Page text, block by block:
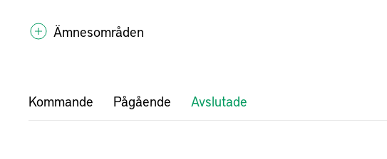
Ämnesområden
Kommande Pågående Avslutade